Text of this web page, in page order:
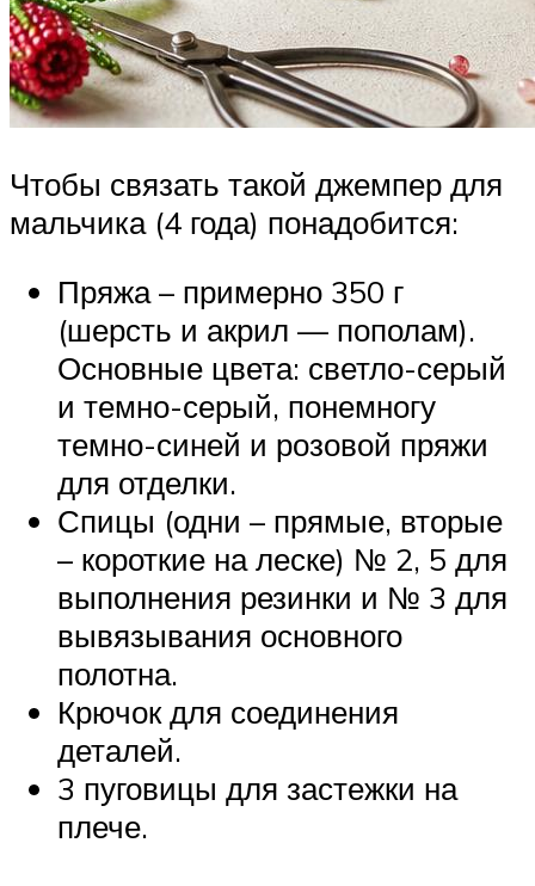
Чтобы связать такой джемпер для
мальчика (4 года) понадобится:
Пряжа – примерно 350 г
(шерсть и акрил — пополам).
Основные цвета: светло-серый
и темно-серый, понемногу
темно-синей и розовой пряжи
для отделки.
Спицы (одни – прямые, вторые
– короткие на леске) № 2, 5 для
выполнения резинки и № 3 для
вывязывания основного
полотна.
Крючок для соединения
деталей.
3 пуговицы для застежки на
плече.